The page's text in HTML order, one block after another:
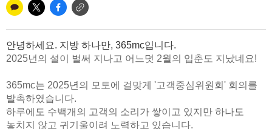
안녕하세요. 지방 하나만, 365mc입니다.
2025년의 설이 벌써 지나고 어느덧 2월의 입춘도 지났네요!
365mc는 2025년의 모토에 걸맞게 '고객중심위원회' 회의를
발촉하였습니다.
하루에도 수백개의 고객의 소리가 쌓이고 있지만 하나도
놓치지 않고 귀기울이려 노력하고 있습니다.